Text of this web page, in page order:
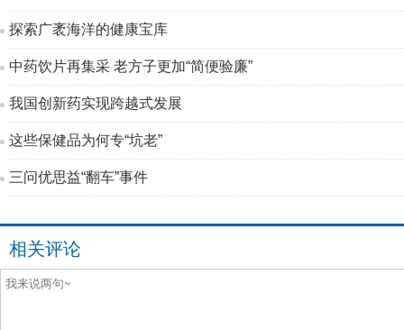
探索广袤海洋的健康宝库
中药饮片再集采 老方子更加“简便验廉”
我国创新药实现跨越式发展
这些保健品为何专“坑老”
三问优思益“翻车”事件
相关评论